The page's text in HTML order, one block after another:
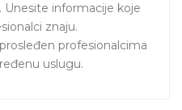
pomognu.informacije koje
znaju.
profesionalcima
uslugu.